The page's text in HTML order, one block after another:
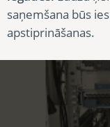
saņemšana būs
apstiprināšanas.